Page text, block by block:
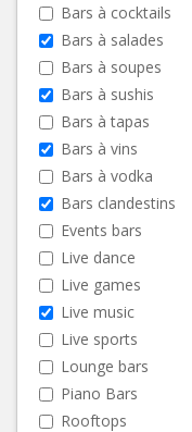
Bars à cocktails
Bars à salades
Bars à soupes
Bars à sushis
Bars à tapas
Bars à vins
Bars à vodka
Bars clandestins
Events bars
Live dance
Live games
Live music
Live sports
Lounge bars
Piano Bars
Rooftops